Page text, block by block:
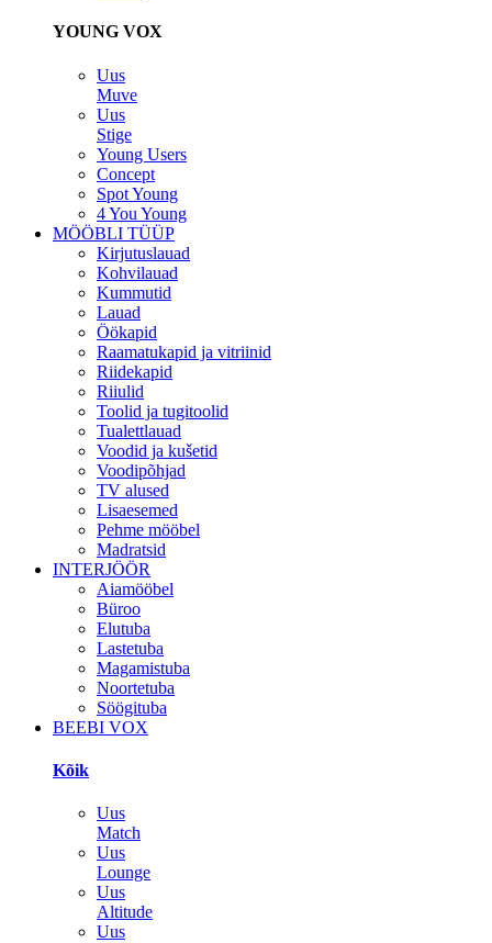
YOUNG VOX
Uus
Muve
Uus
Stige
Young Users
Concept
Spot Young
4 You Young
MÖÖBLI TÜÜP
Kirjutuslauad
Kohvilauad
Kummutid
Lauad
Öökapid
Raamatukapid ja vitriinid
Riidekapid
Riiulid
Toolid ja tugitoolid
Tualettlauad
Voodid ja kušetid
Voodipõhjad
TV alused
Lisaesemed
Pehme mööbel
Madratsid
INTERJÖÖR
Aiamööbel
Büroo
Elutuba
Lastetuba
Magamistuba
Noortetuba
Söögituba
BEEBI VOX
Kõik
Uus
Match
Uus
Lounge
Uus
Altitude
Uus